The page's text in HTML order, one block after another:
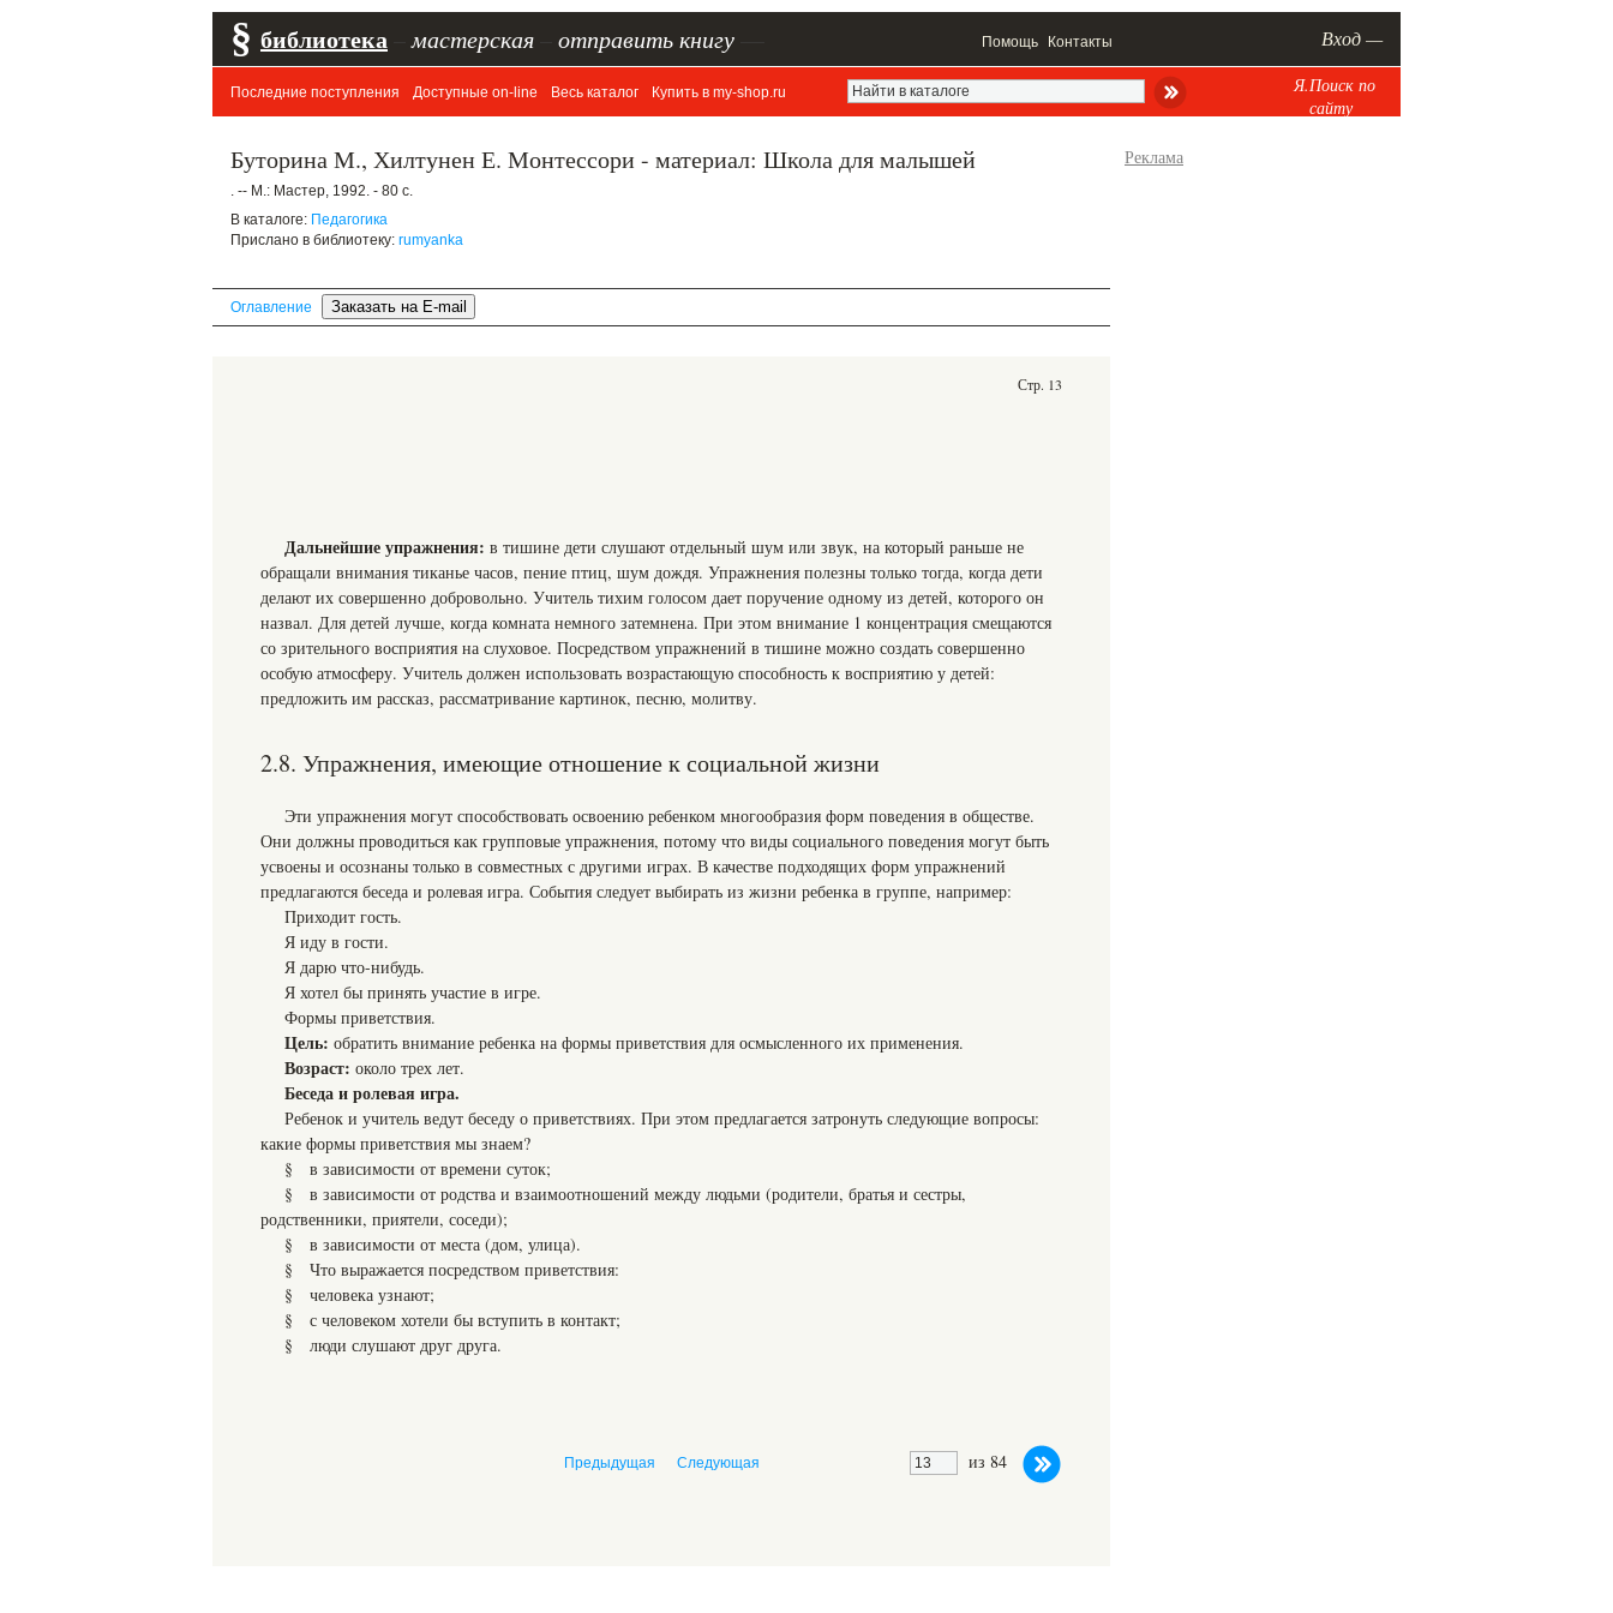
§ библиотека мастерская отправить книгу Помощь Контакты Вход —
Последние поступления Доступные on-line Весь каталог Купить в my-shop.ru
Я.Поиск по
сайту
Буторина М., Хилтунен Е. Монтессори - материал: Школа для малышей
. -- М.: Мастер, 1992. - 80 с.
В каталоге: Педагогика
Прислано в библиотеку: rumyanka
Оглавление
Стр. 13
Дальнейшие упражнения: в тишине дети слушают отдельный шум или звук, на который раньше не
обращали внимания тиканье часов, пение птиц, шум дождя. Упражнения полезны только тогда, когда дети
делают их совершенно добровольно. Учитель тихим голосом дает поручение одному из детей, которого он
назвал. Для детей лучше, когда комната немного затемнена. При этом внимание 1 концентрация смещаются
со зрительного восприятия на слуховое. Посредством упражнений в тишине можно создать совершенно
особую атмосферу. Учитель должен использовать возрастающую способность к восприятию у детей:
предложить им рассказ, рассматривание картинок, песню, молитву.
2.8. Упражнения, имеющие отношение к социальной жизни
Эти упражнения могут способствовать освоению ребенком многообразия форм поведения в обществе.
Они должны проводиться как групповые упражнения, потому что виды социального поведения могут быть
усвоены и осознаны только в совместных с другими играх. В качестве подходящих форм упражнений
предлагаются беседа и ролевая игра. События следует выбирать из жизни ребенка в группе, например:
Приходит гость.
Я иду в гости.
Я дарю что-нибудь.
Я хотел бы принять участие в игре.
Формы приветствия.
Цель: обратить внимание ребенка на формы приветствия для осмысленного их применения.
Возраст: около трех лет.
Беседа и ролевая игра.
Ребенок и учитель ведут беседу о приветствиях. При этом предлагается затронуть следующие вопросы:
какие формы приветствия мы знаем?
§ в зависимости от времени суток;
§ в зависимости от родства и взаимоотношений между людьми (родители, братья и сестры,
родственники, приятели, соседи);
§ в зависимости от места (дом, улица).
§ Что выражается посредством приветствия:
§ человека узнают;
§ с человеком хотели бы вступить в контакт;
§ люди слушают друг друга.
из 84
Предыдущая Следующая
Реклама